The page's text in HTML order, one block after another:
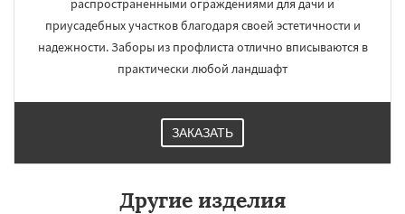
распространенными ограждениями для дачи и
приусадебных участков благодаря своей эстетичности и
надежности. Заборы из профлиста отлично вписываются в
практически любой ландшафт
ЗАКАЗАТЬ
Другие изделия